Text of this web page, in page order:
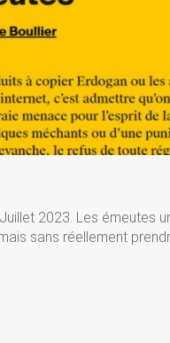
Juillet 2023. Les
sans réellement